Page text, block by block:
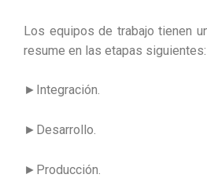
Los equipos de trabajo tienen
resume en las etapas siguientes:
►Integración.
►Desarrollo.
►Producción.